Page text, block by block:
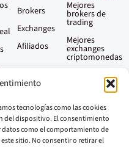
tecnologías como las cookies
del dispositivo. El consentimiento
como el comportamiento de
sitio. No consentir o retirar el
Brokers
Exchanges
Afiliados
Mejores
brokers de
trading
Mejores
exchanges
criptomonedas
Aprender
trading paso
a paso
Mejores